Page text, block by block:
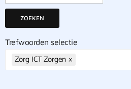
ZOEKEN
Trefwoorden selectie
Zorg ICT Zorgen ×